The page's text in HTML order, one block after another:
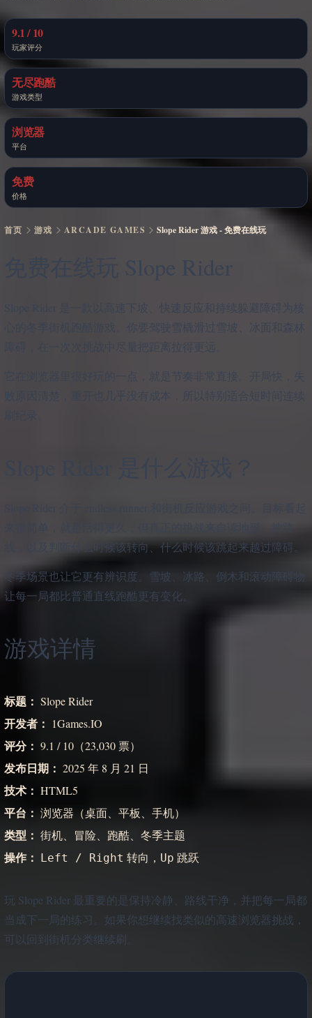
9.1 / 10
玩家评分
无尽跑酷
游戏类型
浏览器
平台
免费
价格
首页 游戏 ARCADE GAMES Slope Rider 游戏 - 免费在线玩
免费在线玩 Slope Rider
Slope Rider 是一款以高速下坡、快速反应和持续躲避障碍为核
心的冬季街机跑酷游戏。你要驾驶雪橇滑过雪坡、冰面和森林
障碍，在一次次挑战中尽量把距离拉得更远。
它在浏览器里很好玩的一点，就是节奏非常直接。开局快，失
败原因清楚，重开也几乎没有成本，所以特别适合短时间连续
线，以及判断什么时候该转向、什么时候该跳起来越过障碍。
冬季场景也让它更有辨识度。雪坡、冰路、倒木和滚动障碍物
让每一局都比普通直线跑酷更有变化。
游戏详情
标题： Slope Rider
开发者： 1Games.IO
评分： 9.1 / 10（23,030 票）
发布日期： 2025 年 8 月 21 日
技术： HTML5
平台： 浏览器（桌面、平板、手机）
类型： 街机、冒险、跑酷、冬季主题
操作： Left / Right 转向， Up 跳跃
玩 Slope Rider 最重要的是保持冷静、路线干净，并把每一局都
当成下一局的练习。如果你想继续找类似的高速浏览器挑战，
可以回到街机分类继续刷。